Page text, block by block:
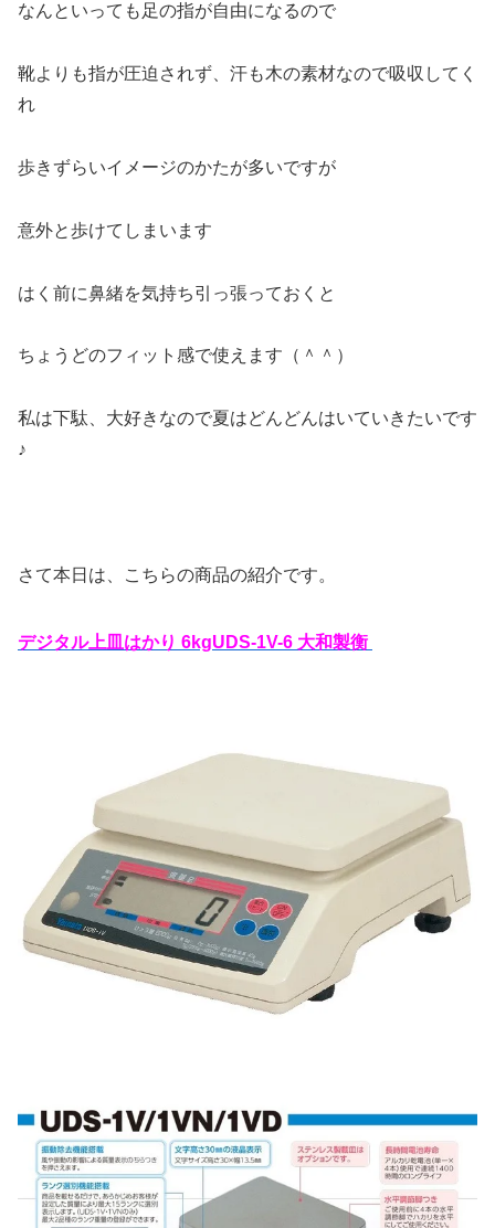
なんといっても足の指が自由になるので
靴よりも指が圧迫されず、汗も木の素材なので吸収してく
れ
歩きずらいイメージのかたが多いですが
意外と歩けてしまいます
はく前に鼻緒を気持ち引っ張っておくと
ちょうどのフィット感で使えます（＾＾）
私は下駄、大好きなので夏はどんどんはいていきたいです
♪
さて本日は、こちらの商品の紹介です。
デジタル上皿はかり 6kgUDS-1V-6 大和製衡